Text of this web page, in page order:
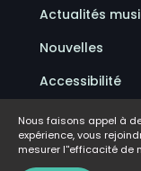
Actualités
Nouvelles
Accessibilité
Politique de
Conditions
Nous faisons appel à
expérience, vous
mesurer l''efficacité de